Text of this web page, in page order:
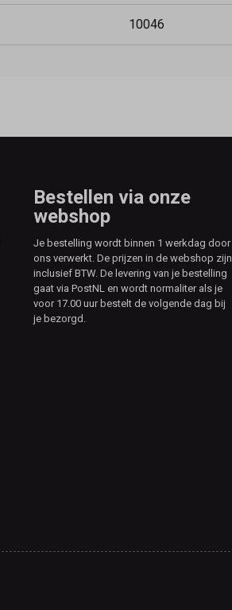
10046
Bestellen via onze
webshop
Je bestelling wordt binnen 1 werkdag door
ons verwerkt. De prijzen in de webshop zijn
inclusief BTW. De levering van je bestelling
gaat via PostNL en wordt normaliter als je
voor 17.00 uur bestelt de volgende dag bij
je bezorgd.